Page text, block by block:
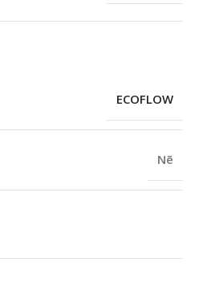
ECOFLOW
Nē